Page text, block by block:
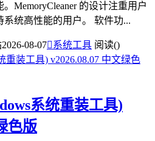
MemoryCleaner 的设计注重用户
统高性能的用户。 软件功...
2026-08-07系统工具 阅读()
系统重装工具)
色版